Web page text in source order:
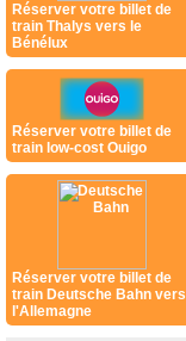
Réserver votre billet de
train Thalys vers le
Bénélux
Réserver votre billet de
train low-cost Ouigo
Réserver votre billet de
train Deutsche Bahn vers
l'Allemagne